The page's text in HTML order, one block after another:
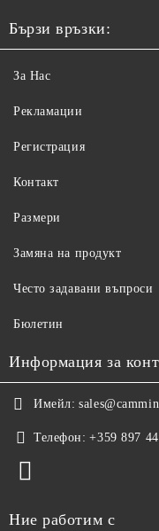
Бързи връзки:
За Нас
Рекламации
Регистрация
Контакт
Размери
Замяна на продукт
Често задавани въпроси
Бюлетин
Информация за
Имейл:
Телефон: +359 897
Ние работим с